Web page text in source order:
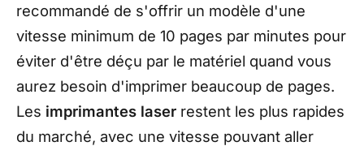
recommandé de s'offrir un modèle d'une
vitesse minimum de 10 pages par minutes pour
éviter d'être déçu par le matériel quand vous
aurez besoin d'imprimer beaucoup de pages.
Les imprimantes laser restent les plus rapides
du marché, avec une vitesse pouvant aller